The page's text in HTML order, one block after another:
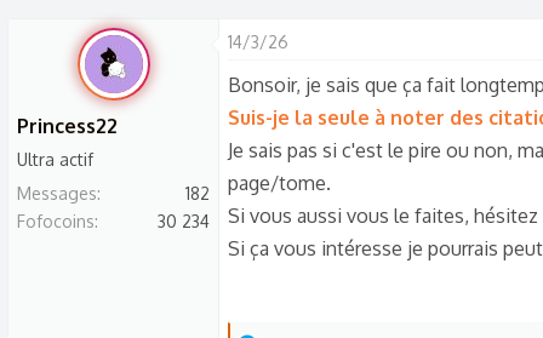
r
d
e
l
t
e
b
Princess22
Ultra actif
Messages
182
Fofocoins
30 234
14/3/26
Bonsoir, je sais que ça fait
Suis-je la seule à noter des
Je sais pas si c'est le pire ou non,
page/tome.
Si vous aussi vous le faites, hésitez
Si ça vous intéresse je pourrais